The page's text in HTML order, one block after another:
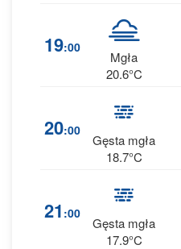
19:00
Mgła
20.6°C
20:00
Gęsta mgła
18.7°C
21 :00
Gęsta mgła
17.9°C